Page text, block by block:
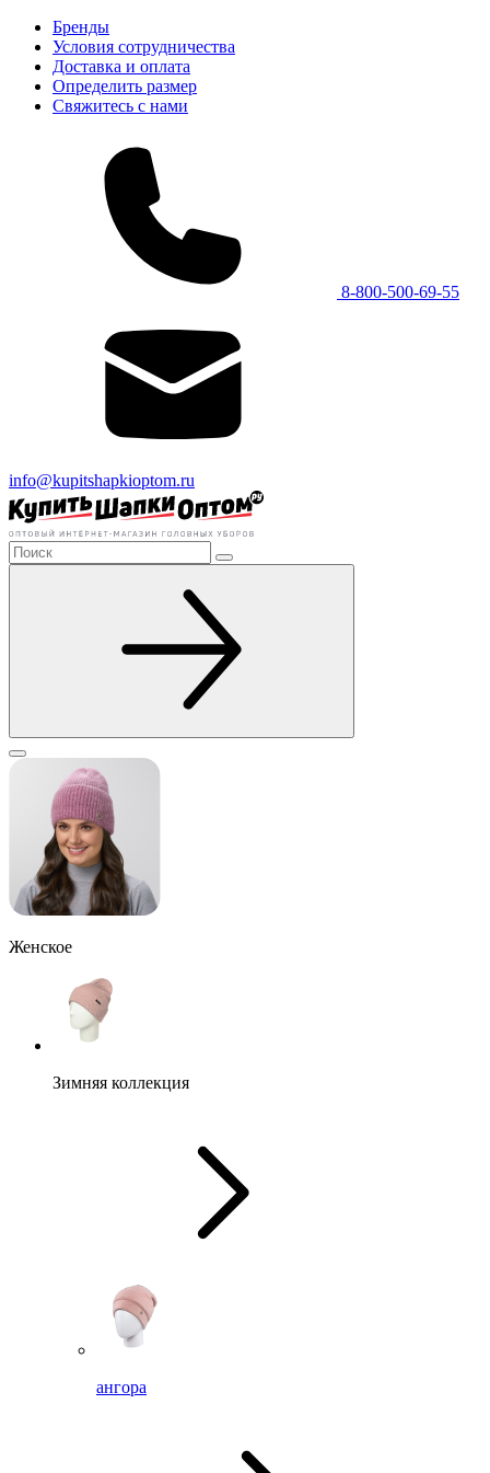
Бренды
Условия сотрудничества
Доставка и оплата
Определить размер
Свяжитесь с нами
8-800-500-69-55
info@kupitshapkioptom.ru
Женское
Зимняя коллекция
ангора